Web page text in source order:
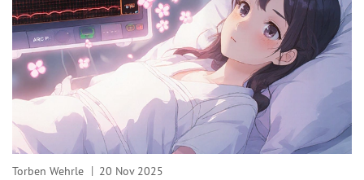
Torben Wehrle 20 Nov 2025